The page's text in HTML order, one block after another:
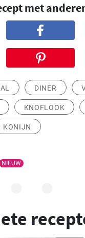
met
DINER
KNOFLOOK
KONIJN
NIEUW